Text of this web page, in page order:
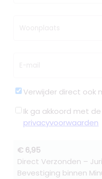
Woonplaats
E-mail
Verwijder direct ook
Ik ga akkoord met de
privacyvoorwaarden
€ 6,95
Direct Verzonden –
Bevestiging binnen